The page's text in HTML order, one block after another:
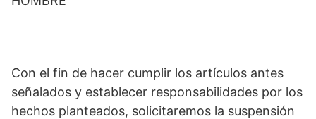
Con el fin de hacer cumplir los artículos antes
señalados y establecer responsabilidades por los
hechos planteados, solicitaremos la suspensión